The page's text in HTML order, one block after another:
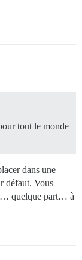
tout le monde
dans une
défaut. Vous
quelque part… à